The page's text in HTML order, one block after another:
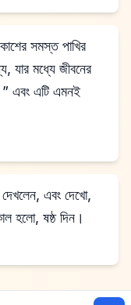
সমস্ত পাখির
যার মধ্যে জীবনের
এবং এটি এমনই
হলো, ষষ্ঠ দিন।